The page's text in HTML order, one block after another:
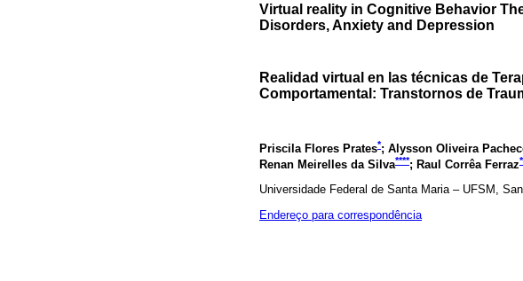
Virtual reality in Cognitive Behavior
Disorders, Anxiety and Depression
Realidad virtual en las técnicas de
Comportamental: Transtornos de
Priscila Flores Prates*; Alysson Oliveira
Renan Meirelles da Silva****; Raul Corrêa Ferraz
Universidade Federal de Santa Maria – UFSM,
Endereço para correspondência